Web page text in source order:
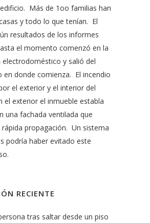
Más de 1oo familias han
y todo lo que tenían. El
resultados de los informes
el momento comenzó en la
electrodoméstico y salió del
en donde comienza. El incendio
el exterior y el interior del
el exterior el inmueble establa
una fachada ventilada que
propagación. Un sistema
podría haber evitado este
RECIENTE
tras saltar desde un piso